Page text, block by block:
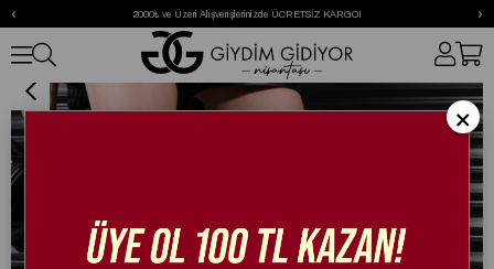
2000₺ ve Üzeri Alışverişlerinizde ÜCRETSİZ KARGO!
‹ ›
Kelly Şampanya Topuk Dizüstü Rugan Çizme Siyah
×